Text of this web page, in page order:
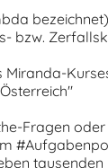
bzw.
Miranda-
Fragen